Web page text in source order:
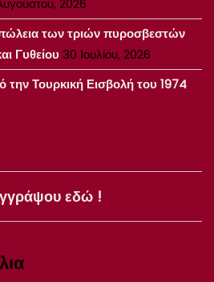
2026
των τριών πυροσβεστών
Γυθείου 30 Ιουλίου, 2026
Τουρκική Εισβολή του 1974
εδώ !